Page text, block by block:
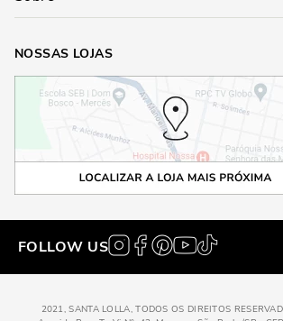
NOSSAS LOJAS
FOLLOW US
2021, SANTA LOLLA, TODOS OS DIREITOS